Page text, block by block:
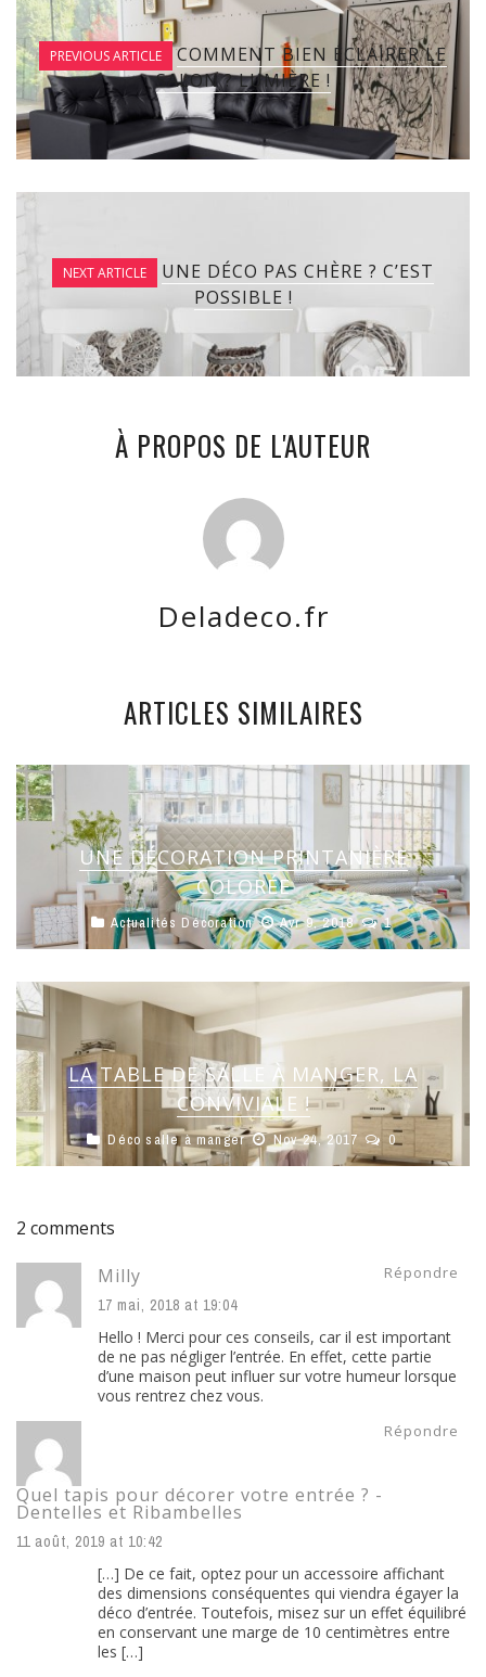
PREVIOUS ARTICLE
COMMENT BIEN ÉCLAIRER LE
SALON ? LUMIÈRE !
NEXT ARTICLE
UNE DÉCO PAS CHÈRE ? C’EST
POSSIBLE !
À PROPOS DE L'AUTEUR
Deladeco.fr
ARTICLES SIMILAIRES
UNE DÉCORATION PRINTANIÈRE
COLORÉE
Actualités Décoration Avr 9, 2018 1
LA TABLE DE SALLE À MANGER, LA
CONVIVIALE !
Déco salle à manger Nov 24, 2017 0
2 comments
Milly
17 mai, 2018 at 19:04
Répondre
Hello ! Merci pour ces conseils, car il est important
de ne pas négliger l’entrée. En effet, cette partie
d’une maison peut influer sur votre humeur lorsque
vous rentrez chez vous.
Quel tapis pour décorer votre entrée ? -
Dentelles et Ribambelles
11 août, 2019 at 10:42
Répondre
[…] De ce fait, optez pour un accessoire affichant
des dimensions conséquentes qui viendra égayer la
déco d’entrée. Toutefois, misez sur un effet équilibré
en conservant une marge de 10 centimètres entre
les […]